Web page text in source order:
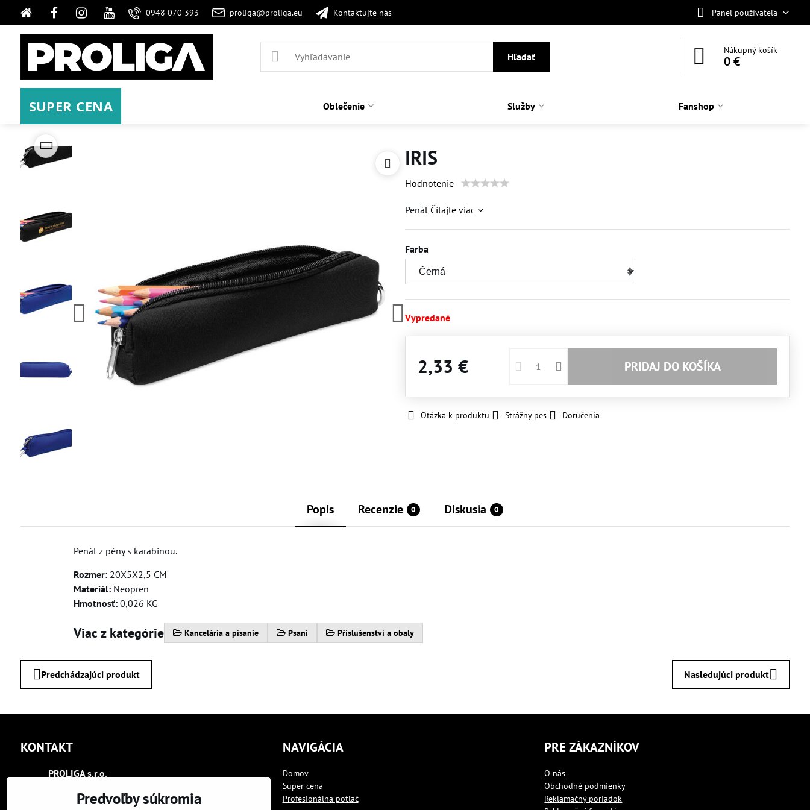
0948 070 393 proliga@proliga.eu Kontaktujte nás Panel používateľa
Hľadať
Nákupný košík
0 €
SUPER CENA Oblečenie Služby Fanshop
IRIS
Hodnotenie
Penál Čítajte viac
Farba
Vypredané
2,33 € PRIDAJ DO KOŠÍKA
Otázka k produktu Strážny pes Doručenia
Popis Recenzie 0 Diskusia 0
Penál z pěny s karabinou.
Rozmer:20X5X2,5 CM
Materiál:Neopren
Hmotnosť:0,026 KG
Viac z kategórie Kancelária a písanie Psaní Příslušenství a obaly
Predchádzajúci produkt Nasledujúci produkt
KONTAKT
PROLIGA s​.r​.o​.
Kasárenská 2404
NAVIGÁCIA
Domov
Super cena
Profesionálna potlač
PRE ZÁKAZNÍKOV
O nás
Obchodné podmienky
Reklamačný poriadok
Predvoľby súkromia